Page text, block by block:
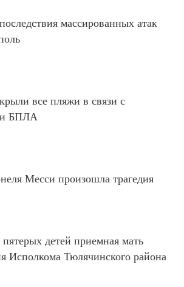
массированных атак
все пляжи в связи с
БПЛА
Месси произошла трагедия
детей приемная мать
Исполкома Тюлячинского района